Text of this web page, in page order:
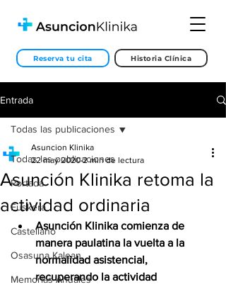
Reserva tu cita Historia Clínica
Entrada
Todas las publicaciones
Portada
Euskera
Castellano
Osasuna Kalean
Memorias Anuales
Todas las publicaciones
Asunción Klinika retoma la
actividad ordinaria
Asuncion Klinika
22 may 2020 2 min de lectura
Asunción Klinika comienza de
manera paulatina la vuelta a la
normalidad asistencial,
recuperando la actividad